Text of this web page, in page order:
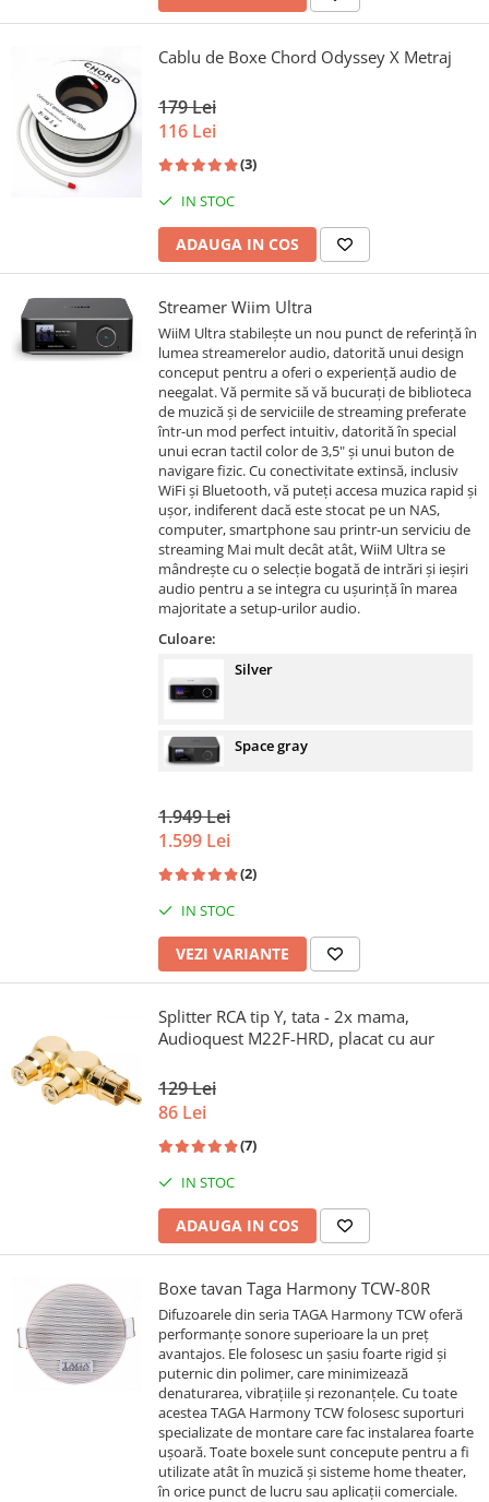
Cablu de Boxe Chord Odyssey X Metraj
179 Lei
116 Lei
(3)
IN STOC
ADAUGA IN COS
Streamer Wiim Ultra
WiiM Ultra stabilește un nou punct de referință în
lumea streamerelor audio, datorită unui design
conceput pentru a oferi o experiență audio de
neegalat. Vă permite să vă bucurați de biblioteca
de muzică și de serviciile de streaming preferate
într-un mod perfect intuitiv, datorită în special
unui ecran tactil color de 3,5" și unui buton de
navigare fizic. Cu conectivitate extinsă, inclusiv
WiFi și Bluetooth, vă puteți accesa muzica rapid și
ușor, indiferent dacă este stocat pe un NAS,
computer, smartphone sau printr-un serviciu de
streaming Mai mult decât atât, WiiM Ultra se
mândrește cu o selecție bogată de intrări și ieșiri
audio pentru a se integra cu ușurință în marea
majoritate a setup-urilor audio.
Culoare:
Silver
Space gray
1.949 Lei
1.599 Lei
(2)
IN STOC
VEZI VARIANTE
Splitter RCA tip Y, tata - 2x mama,
Audioquest M22F-HRD, placat cu aur
129 Lei
86 Lei
(7)
IN STOC
ADAUGA IN COS
Boxe tavan Taga Harmony TCW-80R
Difuzoarele din seria TAGA Harmony TCW oferă
performanțe sonore superioare la un preț
avantajos. Ele folosesc un şasiu foarte rigid şi
puternic din polimer, care minimizează
denaturarea, vibraţiile și rezonanţele. Cu toate
acestea TAGA Harmony TCW folosesc suporturi
specializate de montare care fac instalarea foarte
uşoară. Toate boxele sunt concepute pentru a fi
utilizate atât în muzică şi sisteme home theater,
în orice punct de lucru sau aplicaţii comerciale.